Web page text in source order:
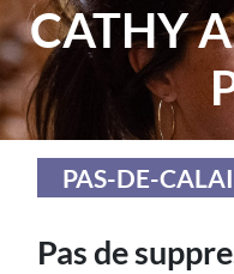
CATHY
PAS-DE-
Pas de